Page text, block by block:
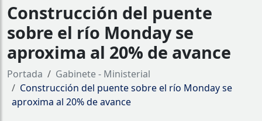
Construcción del puente
sobre el río Monday se
aproxima al 20% de avance
Portada
Gabinete - Ministerial
Construcción del puente sobre el río Monday se
aproxima al 20% de avance